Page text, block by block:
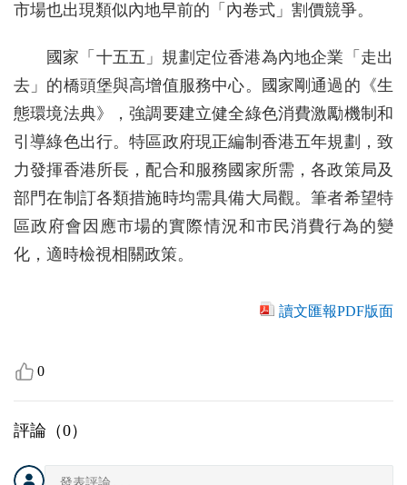
市場也出現類似內地早前的「內卷式」割價競爭。
國家「十五五」規劃定位香港為內地企業「走出
去」的橋頭堡與高增值服務中心。國家剛通過的《生
態環境法典》，強調要建立健全綠色消費激勵機制和
引導綠色出行。特區政府現正編制香港五年規劃，致
力發揮香港所長，配合和服務國家所需，各政策局及
部門在制訂各類措施時均需具備大局觀。筆者希望特
區政府會因應市場的實際情況和市民消費行為的變
化，適時檢視相關政策。
讀文匯報PDF版面
0
評論（0）